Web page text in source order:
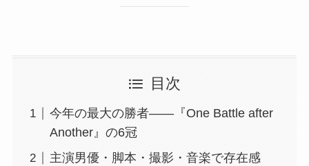
目次
今年の最大の勝者——『One Battle after
Another』の6冠
主演男優・脚本・撮影・音楽で存在感